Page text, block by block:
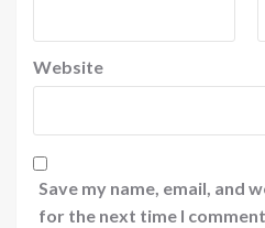
Website
Save my name, email, and
for the next time I